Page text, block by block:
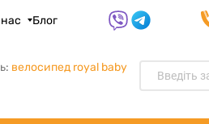
Блог
велосипед royal baby